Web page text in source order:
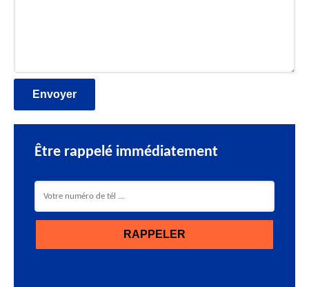
Être rappelé immédiatement